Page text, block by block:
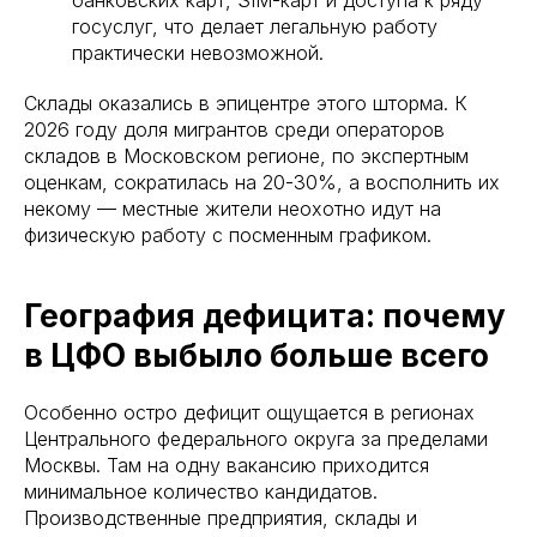
госуслуг, что делает легальную работу
практически невозможной.
Склады оказались в эпицентре этого шторма. К
2026 году доля мигрантов среди операторов
складов в Московском регионе, по экспертным
оценкам, сократилась на 20-30%, а восполнить их
некому — местные жители неохотно идут на
физическую работу с посменным графиком.
География дефицита: почему
в ЦФО выбыло больше всего
Особенно остро дефицит ощущается в регионах
Центрального федерального округа за пределами
Москвы. Там на одну вакансию приходится
минимальное количество кандидатов.
Производственные предприятия, склады и